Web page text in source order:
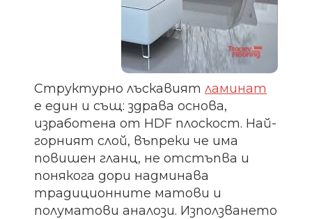
Структурно лъскавиятламинат
е един и същ: здрава основа,
изработена от HDF плоскост. Най-
горният слой, въпреки че има
повишен гланц, не отстъпва и
понякога дори надминава
традиционните матови и
полуматови аналози. Използването